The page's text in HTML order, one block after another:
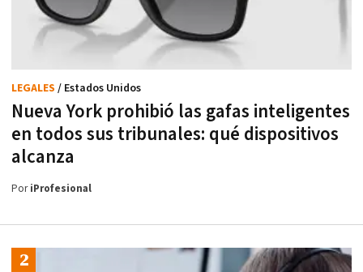
Nueva York prohibió las gafas inteligentes
en todos sus tribunales: qué dispositivos
alcanza
LEGALES / Estados Unidos
PoriProfesional